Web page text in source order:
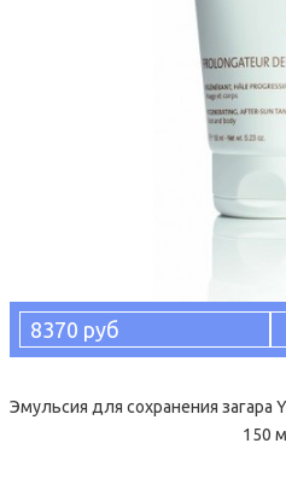
8370 руб
Эмульсия для сохранения загара
150